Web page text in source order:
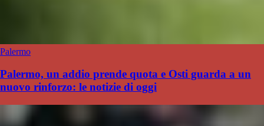
Palermo
Palermo, un addio prende quota e Osti guarda a un
nuovo rinforzo: le notizie di oggi